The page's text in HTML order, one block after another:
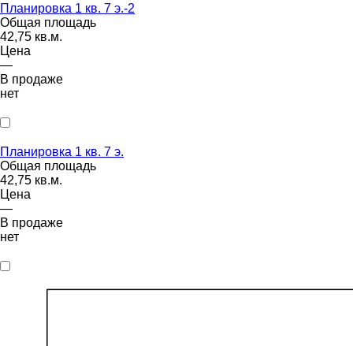
Планировка 1 кв. 7 э.-2
Общая площадь
42,75 кв.м.
Цена
—
В продаже
нет
Планировка 1 кв. 7 э.
Общая площадь
42,75 кв.м.
Цена
—
В продаже
нет